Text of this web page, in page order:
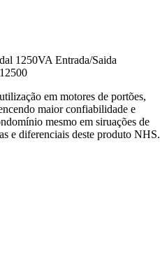
1250VA Entrada/Saida
em motores de portões,
maior confiabilidade e
mesmo em siruações de
e diferenciais deste produto NHS.